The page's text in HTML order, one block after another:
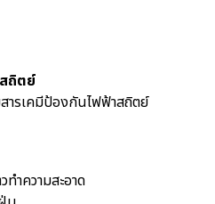
ถิตย์
ารเคมีป้องกันไฟฟ้าสถิตย์
ำความสะอาด